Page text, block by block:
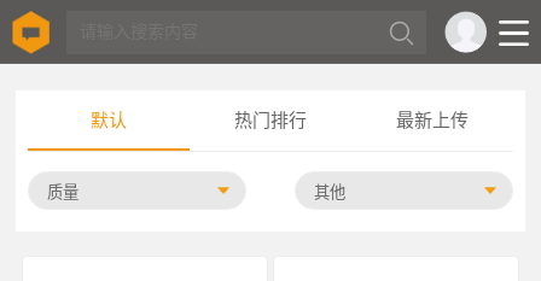
默认 热门排行 最新上传